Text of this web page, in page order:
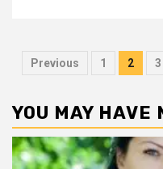
Posts
Previous 1 2 3
YOU MAY HAVE